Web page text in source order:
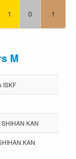
1 0 1
M
ISKF
KAN
KAN